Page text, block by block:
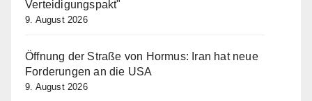
Verteidigungspakt"
9. August 2026
Öffnung der Straße von Hormus: Iran hat neue
Forderungen an die USA
9. August 2026